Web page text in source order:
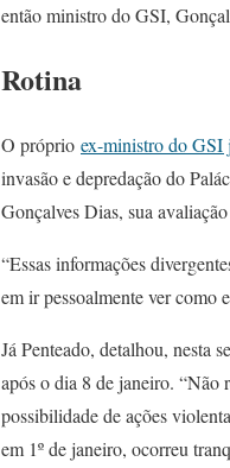
então ministro do GSI,
Rotina
O próprio ex-ministro do
invasão e depredação do
Gonçalves Dias, sua
“Essas informações
em ir pessoalmente ver como
Já Penteado, detalhou, nesta
após o dia 8 de janeiro. “Não
possibilidade de ações
em 1º de janeiro, ocorreu